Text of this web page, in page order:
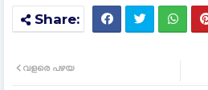
വളരെ പഴയ